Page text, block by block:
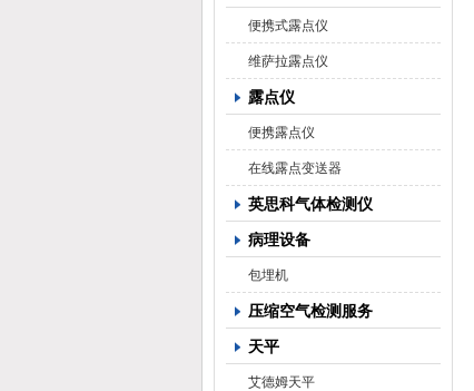
便携式露点仪
维萨拉露点仪
露点仪
便携露点仪
在线露点变送器
英思科气体检测仪
病理设备
包埋机
压缩空气检测服务
天平
艾德姆天平